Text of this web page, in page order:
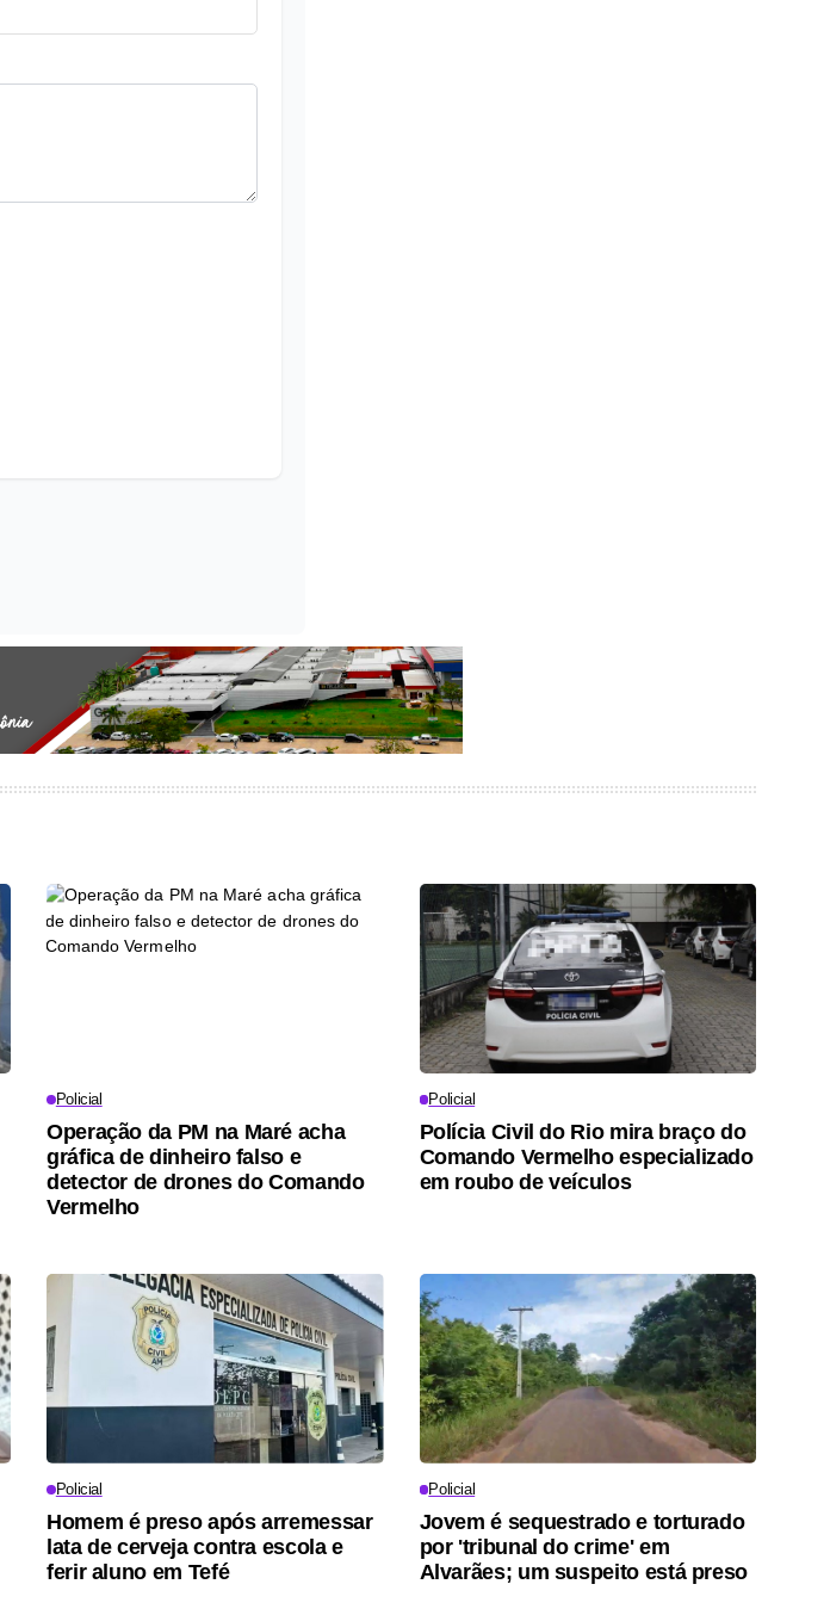
Policial
Operação da PM na Maré acha
gráfica de dinheiro falso e
detector de drones do Comando
Vermelho
Policial
Polícia Civil do Rio mira braço do
Comando Vermelho especializado
em roubo de veículos
Policial
Homem é preso após arremessar
lata de cerveja contra escola e
ferir aluno em Tefé
Policial
Jovem é sequestrado e torturado
por 'tribunal do crime' em
Alvarães; um suspeito está preso